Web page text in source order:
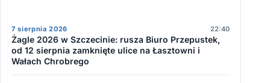
7 sierpnia 2026 22:40
Żagle 2026 w Szczecinie: rusza Biuro Przepustek,
od 12 sierpnia zamknięte ulice na Łasztowni i
Wałach Chrobrego